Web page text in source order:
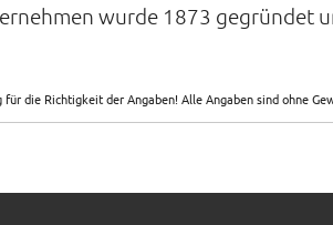
wurde 1873 gegründet
die Richtigkeit der Angaben! Alle Angaben sind ohne